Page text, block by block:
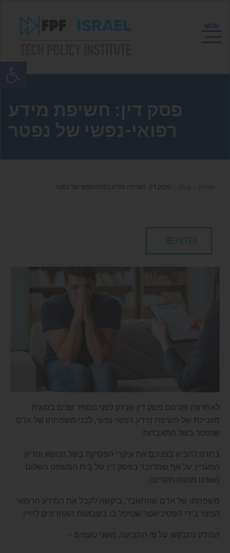
פסק דין: חשיפת מידע
רפואי-נפשי של נפטר
Home
Blog פסק דין: חשיפת מידע רפואי-נפשי של נפטר
FILTER
לאחרונה פורסם פסק דין שניתן לפני מספר שנים בסוגיה
מעניינת של חשיפת מידע רפואי-נפשי, לבני משפחתו של אדם
שנפטר בשל התאבדות.
בחרנו להביא בפניכם את עיקרי הפסיקה בשל הנושא והדיון
המעניין, על אף שמדובר בפסק דין של בית המשפט השלום
(שאינו מהווה תקדים).
משפחתו של אדם שהתאבד, ביקשה לקבל את המידע הרפואי
המצוי בידי הפסיכיאטר שטיפל בו בשבועות האחרונים לחייו.
המידע נתבקש, על פי התביעה, משני טעמים –